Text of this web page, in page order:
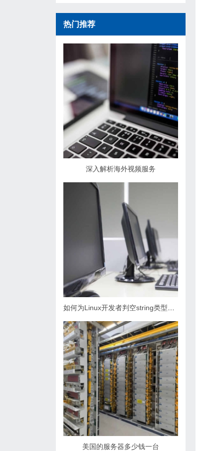
热门推荐
深入解析海外视频服务
美国的服务器多少钱一台